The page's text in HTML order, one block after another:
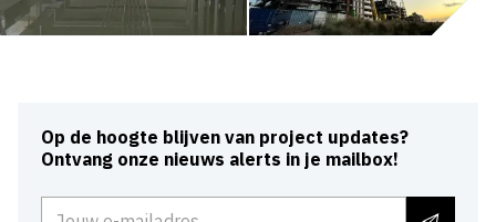
Op de hoogte blijven van project updates?
Ontvang onze nieuws alerts in je mailbox!